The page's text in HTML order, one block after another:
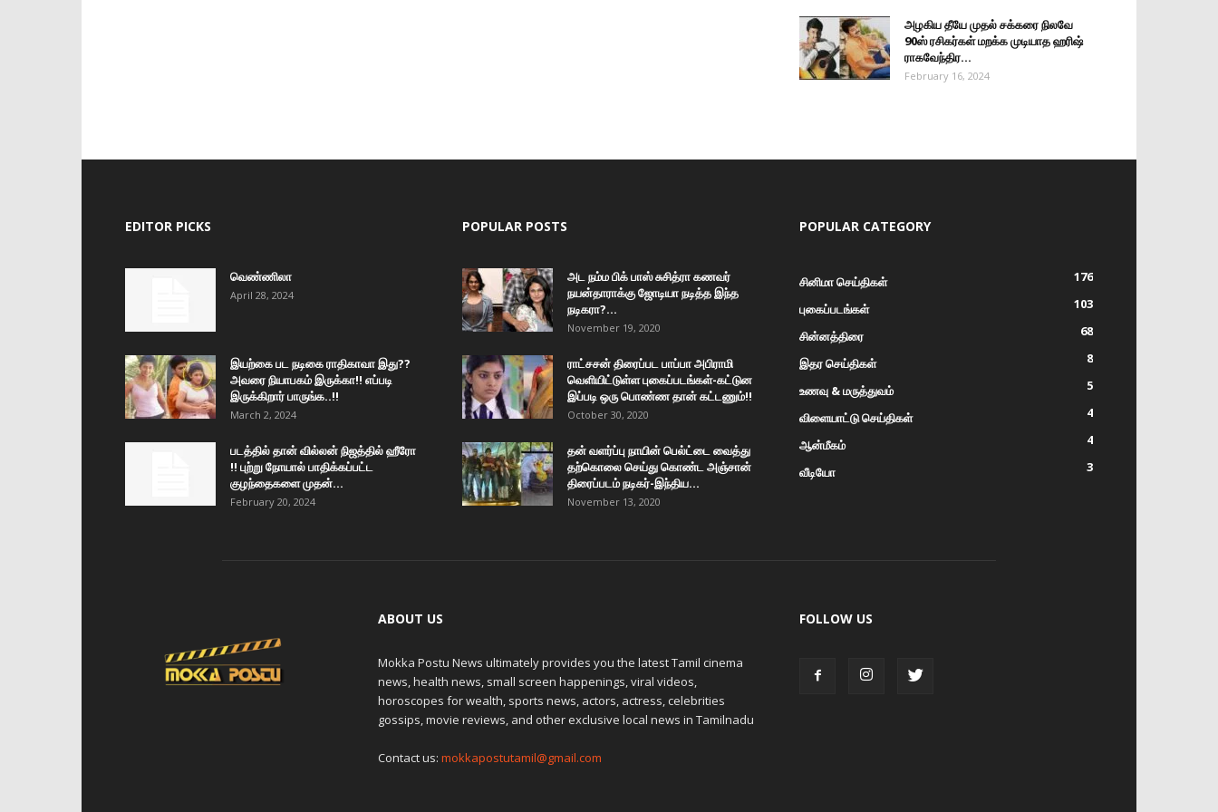
அழகிய தீயே முதல் சக்கரை நிலவே
90ஸ் ரசிகர்கள் மறக்க முடியாத ஹரிஷ்
ராகவேந்திர...
February 16, 2024
EDITOR PICKS
வெண்ணிலா
April 28, 2024
இயற்கை பட நடிகை ராதிகாவா இது??
அவரை நியாபகம் இருக்கா!! எப்படி
இருக்கிறார் பாருங்க..!!
March 2, 2024
படத்தில் தான் வில்லன் நிஜத்தில் ஹீரோ
!! புற்று நோயால் பாதிக்கப்பட்ட
குழந்தைகளை முதன்...
February 20, 2024
POPULAR POSTS
அட நம்ம பிக் பாஸ் சுசித்ரா கணவர்
நயன்தாராக்கு ஜோடியா நடித்த இந்த
நடிகரா?...
November 19, 2020
ராட்சசன் திரைப்பட பாப்பா அபிராமி
வெளியிட்டுள்ள புகைப்படங்கள்-கட்டுன
இப்படி ஒரு பொண்ண தான் கட்டணும்!!
October 30, 2020
தன் வளர்ப்பு நாயின் பெல்ட்டை வைத்து
தற்கொலை செய்து கொண்ட அஞ்சான்
திரைப்படம் நடிகர்-இந்திய...
November 13, 2020
POPULAR CATEGORY
சினிமா செய்திகள்
176
புகைப்படங்கள்
103
சின்னத்திரை
68
இதர செய்திகள்
8
உணவு & மருத்துவம்
5
விளையாட்டு செய்திகள்
4
ஆன்மீகம்
4
வீடியோ
3
ABOUT US
Mokka Postu News ultimately provides you the latest Tamil cinema
news, health news, small screen happenings, viral videos,
horoscopes for wealth, sports news, actors, actress, celebrities
gossips, movie reviews, and other exclusive local news in Tamilnadu
Contact us: mokkapostutamil@gmail.com
FOLLOW US